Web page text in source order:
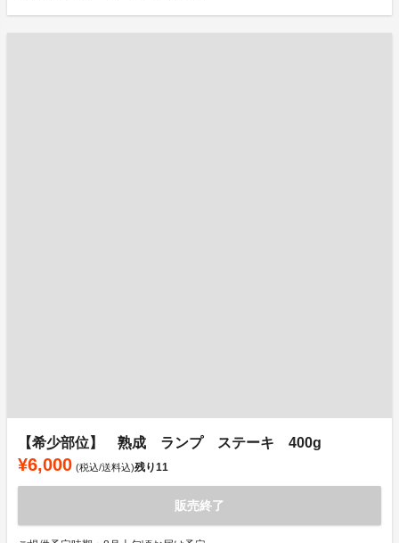
【希少部位】 熟成 ランプ ステーキ 400g
¥6,000 (税込/送料込)残り11
販売終了